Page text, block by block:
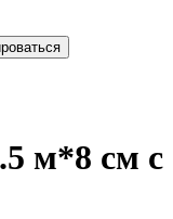
м*8 см с